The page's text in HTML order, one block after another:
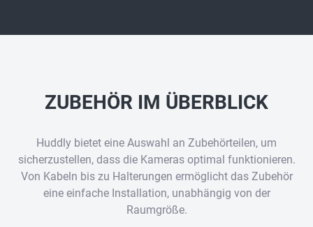
ZUBEHÖR IM ÜBERBLICK
Huddly bietet eine Auswahl an Zubehörteilen, um
sicherzustellen, dass die Kameras optimal funktionieren.
Von Kabeln bis zu Halterungen ermöglicht das Zubehör
eine einfache Installation, unabhängig von der
Raumgröße.